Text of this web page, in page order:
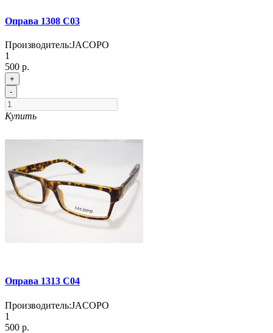
Оправа 1308 C03
Производитель:JACOPO
1
500 р.
+
-
Купить
Оправа 1313 C04
Производитель:JACOPO
1
500 р.